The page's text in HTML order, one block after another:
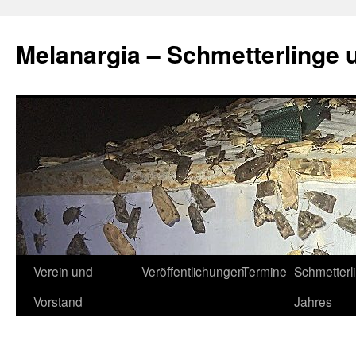
springen
Melanargia – Schmetterlinge
Verein und
Vorstand
VeröffentlichungenTermine
Jahres